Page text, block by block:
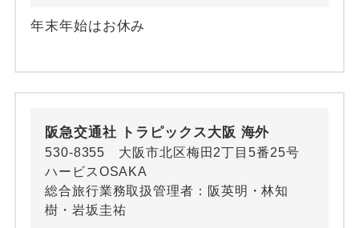
年末年始はお休み
阪急交通社 トラピックス大阪 海外
530-8355 大阪市北区梅田2丁目5番25号
ハービスOSAKA
総合旅行業務取扱管理者：阪英明・林知
樹・岩坂圭祐